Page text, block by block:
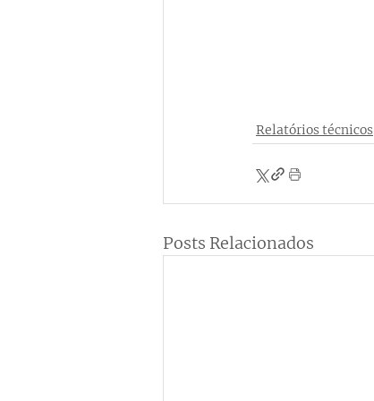
Relatórios técnicos
Posts Relacionados